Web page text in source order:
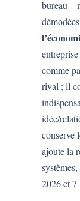
bureau –
comme
rival ; il
idée/
conserve
ajoute la
2026 et 7